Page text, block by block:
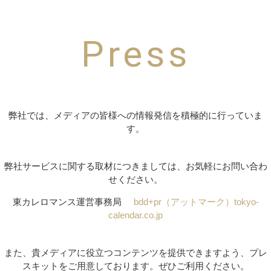
Press
弊社では、メディアの皆様への情報発信を積極的に行っていま
す。
弊社サービスに関する取材につきましては、お気軽にお問い合わ
せください。
東カレロマンス運営事務局
bdd+pr（アットマーク）tokyo-
calendar.co.jp
また、貴メディアに役立つコンテンツを提供できますよう、プレ
スキットをご用意しております。ぜひご利用ください。